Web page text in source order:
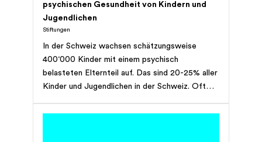
psychischen Gesundheit von Kindern und
Jugendlichen
Stiftungen
In der Schweiz wachsen schätzungsweise
400‘000 Kinder mit einem psychisch
belasteten Elternteil auf. Das sind 20-25% aller
Kinder und Jugendlichen in der Schweiz. Oft
Sie werden in der Behandlung ihres erkrankten